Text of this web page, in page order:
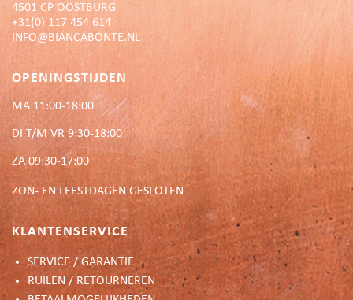
4501 CP OOSTBURG
+31(0) 117 454 614
INFO@BIANCABONTE.NL
OPENINGSTIJDEN
MA 11:00-18:00
DI T/M VR 9:30-18:00
ZA 09:30-17:00
ZON- EN FEESTDAGEN GESLOTEN
KLANTENSERVICE
SERVICE / GARANTIE
RUILEN / RETOURNEREN